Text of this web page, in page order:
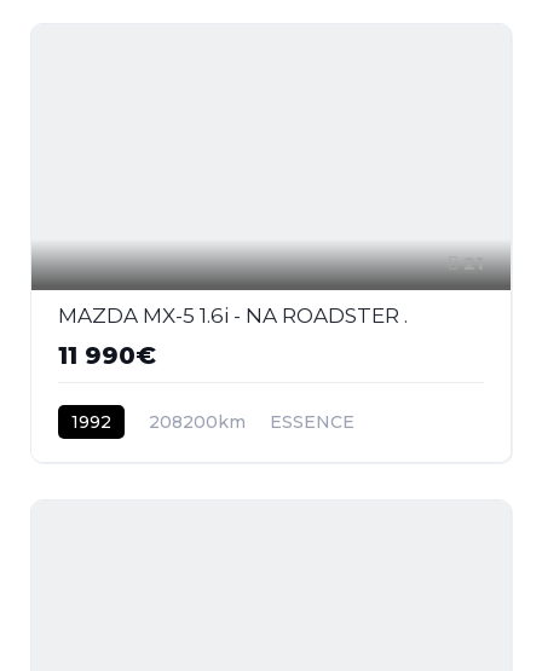
21
MAZDA MX-5 1.6i - NA ROADSTER .
11 990€
1992 208200km ESSENCE